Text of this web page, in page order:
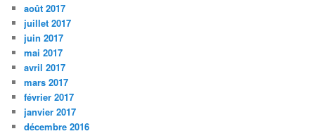
août 2017
juillet 2017
juin 2017
mai 2017
avril 2017
mars 2017
février 2017
janvier 2017
décembre 2016